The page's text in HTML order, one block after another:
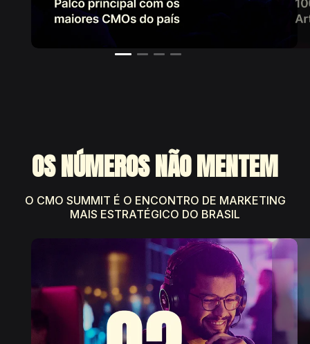
OS NÚMEROS NÃO MENTEM
O CMO SUMMIT É O ENCONTRO DE MARKETING
MAIS ESTRATÉGICO DO BRASIL